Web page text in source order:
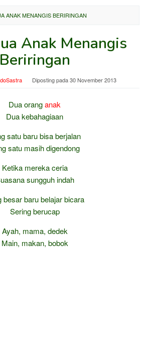
ANAK MENANGIS BERIRINGAN
Anak Menangis
Beriringan
Diposting pada30 November 2013
Dua oranganak
Dua kebahagiaan
satu baru bisa berjalan
satu masih digendong
Ketika mereka ceria
sungguh indah
besar baru belajar bicara
Sering berucap
Ayah, mama, dedek
Main, makan, bobok